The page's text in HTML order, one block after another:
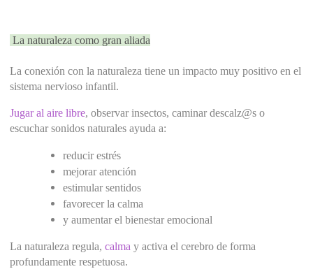
La naturaleza como gran aliada
La conexión con la naturaleza tiene un impacto muy positivo en el
sistema nervioso infantil.
Jugar al aire libre, observar insectos, caminar descalz@s o
escuchar sonidos naturales ayuda a:
reducir estrés
mejorar atención
estimular sentidos
favorecer la calma
y aumentar el bienestar emocional
La naturaleza regula, calma y activa el cerebro de forma
profundamente respetuosa.